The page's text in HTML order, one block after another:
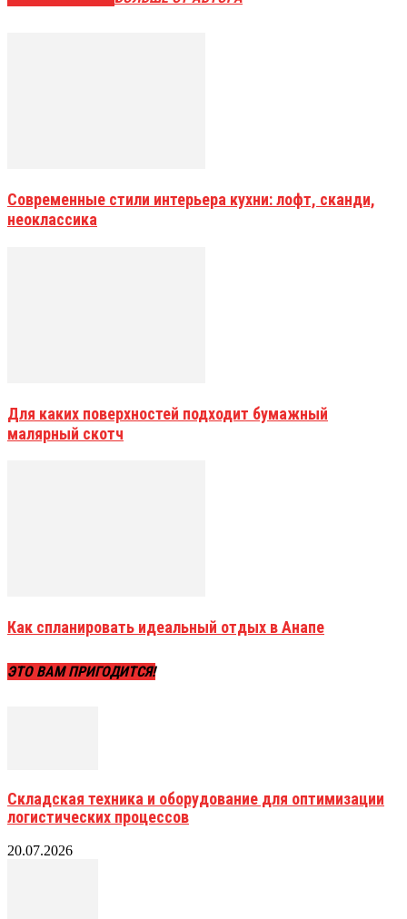
Современные стили интерьера кухни: лофт, сканди,
неоклассика
Для каких поверхностей подходит бумажный
малярный скотч
Как спланировать идеальный отдых в Анапе
ЭТО ВАМ ПРИГОДИТСЯ!
Складская техника и оборудование для оптимизации
логистических процессов
20.07.2026